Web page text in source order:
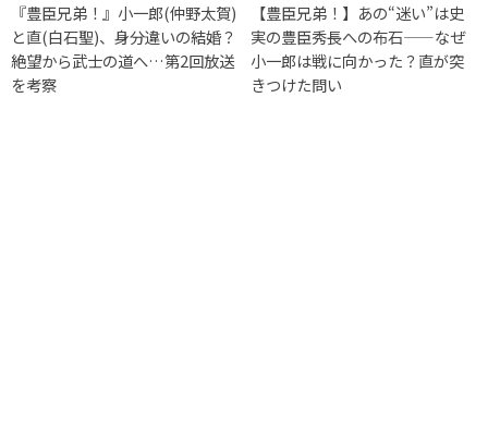
『豊臣兄弟！』小一郎(仲野太賀)
と直(白石聖)、身分違いの結婚？
絶望から武士の道へ…第2回放送
を考察
【豊臣兄弟！】あの“迷い”は史
実の豊臣秀長への布石——なぜ
小一郎は戦に向かった？直が突
きつけた問い